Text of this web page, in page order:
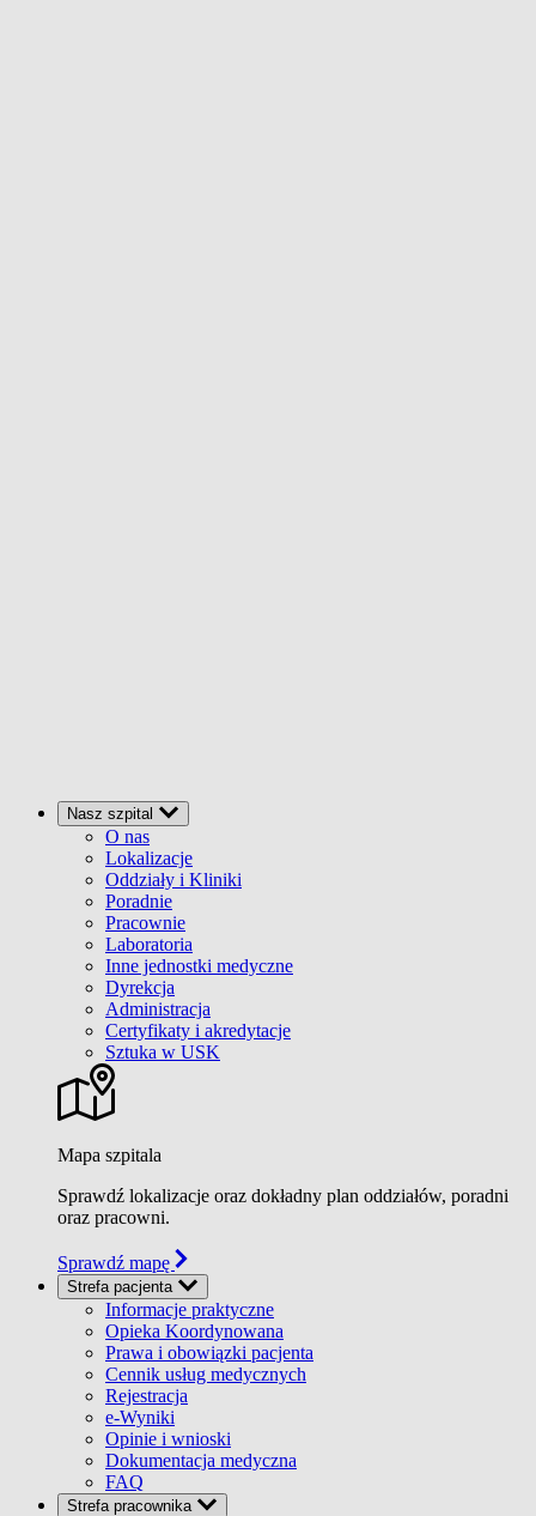
Nasz szpital
O nas
Lokalizacje
Oddziały i Kliniki
Poradnie
Pracownie
Laboratoria
Inne jednostki medyczne
Dyrekcja
Administracja
Certyfikaty i akredytacje
Sztuka w USK
Mapa szpitala
Sprawdź lokalizacje oraz dokładny plan oddziałów, poradni
oraz pracowni.
Sprawdź mapę
Strefa pacjenta
Informacje praktyczne
Opieka Koordynowana
Prawa i obowiązki pacjenta
Cennik usług medycznych
Rejestracja
e-Wyniki
Opinie i wnioski
Dokumentacja medyczna
FAQ
Strefa pracownika